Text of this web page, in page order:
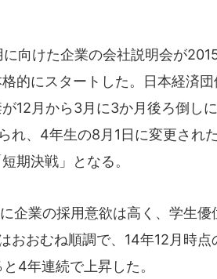
向けた企業の会社説明会が
的にスタートした。日本経済
12月から3月に3か月後ろ倒し
れ、4年生の8月1日に変更され
期決戦」となる。
企業の採用意欲は高く、学生優
おおむね順調で、14年12月時
4年連続で上昇した。